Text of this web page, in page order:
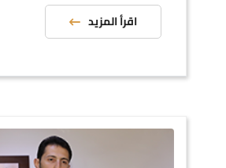
اقرأ المزيد